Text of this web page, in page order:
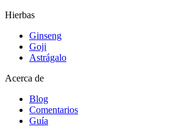
Hierbas
Ginseng
Goji
Astrágalo
Acerca de
Blog
Comentarios
Guía